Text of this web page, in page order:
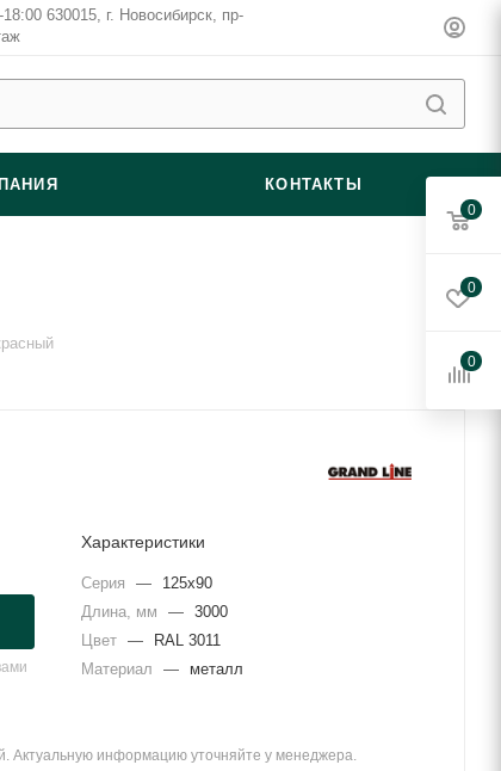
630015, г. Новосибирск, пр-
КОНТАКТЫ
Характеристики
Серия —
125x90
Длина, мм
— 3000
Цвет —
RAL 3011
Материал
— металл
Актуальную информацию уточняйте у менеджера.
0
0
0